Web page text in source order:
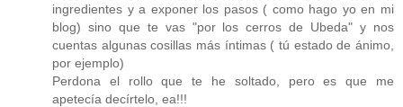
ingredientes y a exponer los pasos ( como hago yo en mi
blog) sino que te vas "por los cerros de Ubeda" y nos
cuentas algunas cosillas más íntimas ( tú estado de ánimo,
por ejemplo)
Perdona el rollo que te he soltado, pero es que me
apetecía decírtelo, ea!!!